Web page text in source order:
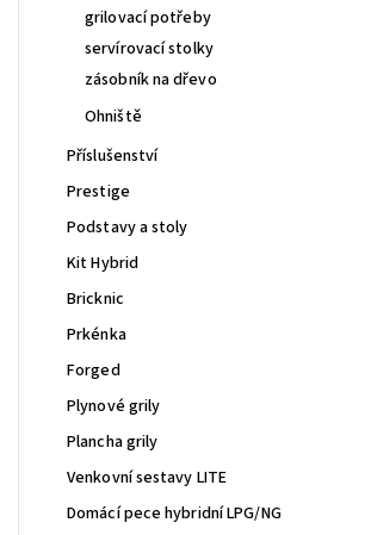
grilovací potřeby
servírovací stolky
zásobník na dřevo
Ohniště
Příslušenství
Prestige
Podstavy a stoly
Kit Hybrid
Bricknic
Prkénka
Forged
Plynové grily
Plancha grily
Venkovní sestavy LITE
Domácí pece hybridní LPG/NG